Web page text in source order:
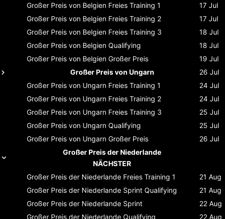
Großer Preis von Belgien Freies Training 1 17 Jul
Großer Preis von Belgien Freies Training 2 17 Jul
Großer Preis von Belgien Freies Training 3 18 Jul
Großer Preis von Belgien Qualifying 18 Jul
Großer Preis von Belgien Großer Preis 19 Jul
Großer Preis von Ungarn
26 Jul
Großer Preis von Ungarn Freies Training 1 24 Jul
Großer Preis von Ungarn Freies Training 2 24 Jul
Großer Preis von Ungarn Freies Training 3 25 Jul
Großer Preis von Ungarn Qualifying 25 Jul
Großer Preis von Ungarn Großer Preis 26 Jul
Großer Preis der Niederlande
NÄCHSTER
Großer Preis der Niederlande Freies Training 1 21 Aug
Großer Preis der Niederlande Sprint Qualifying 21 Aug
Großer Preis der Niederlande Sprint 22 Aug
Großer Preis der Niederlande Qualifying 22 Aug